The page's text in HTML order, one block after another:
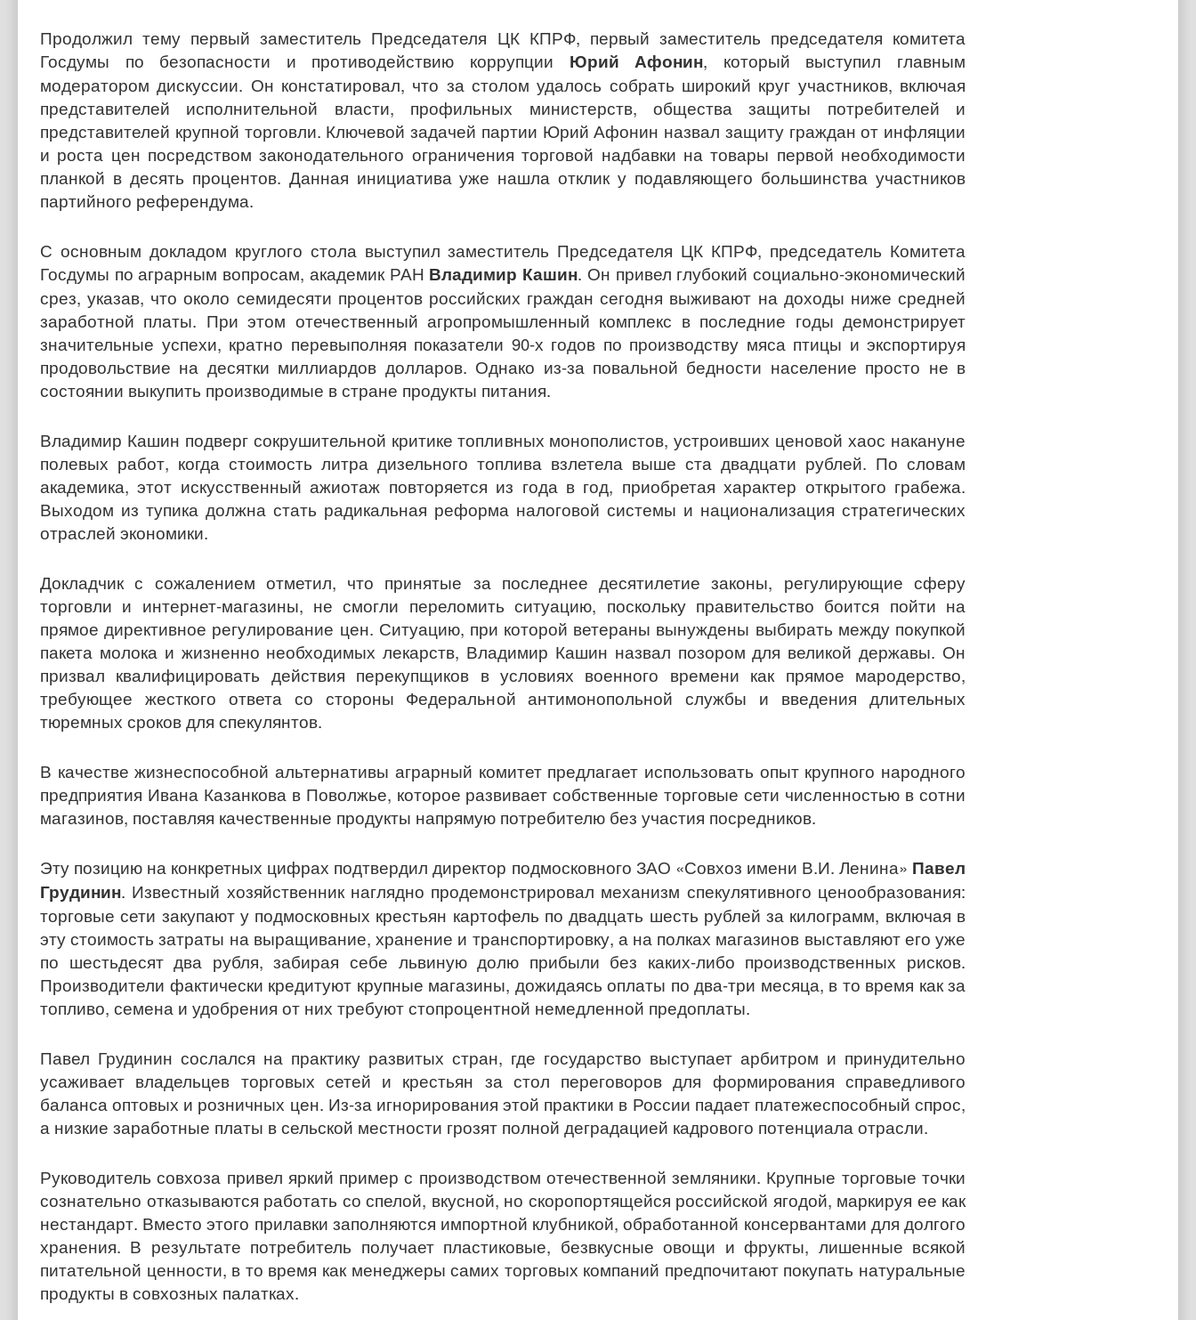
Продолжил тему первый заместитель Председателя ЦК КПРФ, первый заместитель председателя комитета
Госдумы по безопасности и противодействию коррупции Юрий Афонин, который выступил главным
модератором дискуссии. Он констатировал, что за столом удалось собрать широкий круг участников, включая
представителей исполнительной власти, профильных министерств, общества защиты потребителей и
представителей крупной торговли. Ключевой задачей партии Юрий Афонин назвал защиту граждан от инфляции
и роста цен посредством законодательного ограничения торговой надбавки на товары первой необходимости
планкой в десять процентов. Данная инициатива уже нашла отклик у подавляющего большинства участников
партийного референдума.
С основным докладом круглого стола выступил заместитель Председателя ЦК КПРФ, председатель Комитета
Госдумы по аграрным вопросам, академик РАН Владимир Кашин. Он привел глубокий социально-экономический
срез, указав, что около семидесяти процентов российских граждан сегодня выживают на доходы ниже средней
заработной платы. При этом отечественный агропромышленный комплекс в последние годы демонстрирует
значительные успехи, кратно перевыполняя показатели 90-х годов по производству мяса птицы и экспортируя
продовольствие на десятки миллиардов долларов. Однако из-за повальной бедности население просто не в
состоянии выкупить производимые в стране продукты питания.
Владимир Кашин подверг сокрушительной критике топливных монополистов, устроивших ценовой хаос накануне
полевых работ, когда стоимость литра дизельного топлива взлетела выше ста двадцати рублей. По словам
академика, этот искусственный ажиотаж повторяется из года в год, приобретая характер открытого грабежа.
Выходом из тупика должна стать радикальная реформа налоговой системы и национализация стратегических
отраслей экономики.
Докладчик с сожалением отметил, что принятые за последнее десятилетие законы, регулирующие сферу
торговли и интернет-магазины, не смогли переломить ситуацию, поскольку правительство боится пойти на
прямое директивное регулирование цен. Ситуацию, при которой ветераны вынуждены выбирать между покупкой
пакета молока и жизненно необходимых лекарств, Владимир Кашин назвал позором для великой державы. Он
призвал квалифицировать действия перекупщиков в условиях военного времени как прямое мародерство,
требующее жесткого ответа со стороны Федеральной антимонопольной службы и введения длительных
тюремных сроков для спекулянтов.
В качестве жизнеспособной альтернативы аграрный комитет предлагает использовать опыт крупного народного
предприятия Ивана Казанкова в Поволжье, которое развивает собственные торговые сети численностью в сотни
магазинов, поставляя качественные продукты напрямую потребителю без участия посредников.
Эту позицию на конкретных цифрах подтвердил директор подмосковного ЗАО «Совхоз имени В.И. Ленина» Павел
Грудинин. Известный хозяйственник наглядно продемонстрировал механизм спекулятивного ценообразования:
торговые сети закупают у подмосковных крестьян картофель по двадцать шесть рублей за килограмм, включая в
эту стоимость затраты на выращивание, хранение и транспортировку, а на полках магазинов выставляют его уже
по шестьдесят два рубля, забирая себе львиную долю прибыли без каких-либо производственных рисков.
Производители фактически кредитуют крупные магазины, дожидаясь оплаты по два-три месяца, в то время как за
топливо, семена и удобрения от них требуют стопроцентной немедленной предоплаты.
Павел Грудинин сослался на практику развитых стран, где государство выступает арбитром и принудительно
усаживает владельцев торговых сетей и крестьян за стол переговоров для формирования справедливого
баланса оптовых и розничных цен. Из-за игнорирования этой практики в России падает платежеспособный спрос,
а низкие заработные платы в сельской местности грозят полной деградацией кадрового потенциала отрасли.
Руководитель совхоза привел яркий пример с производством отечественной земляники. Крупные торговые точки
сознательно отказываются работать со спелой, вкусной, но скоропортящейся российской ягодой, маркируя ее как
нестандарт. Вместо этого прилавки заполняются импортной клубникой, обработанной консервантами для долгого
хранения. В результате потребитель получает пластиковые, безвкусные овощи и фрукты, лишенные всякой
питательной ценности, в то время как менеджеры самих торговых компаний предпочитают покупать натуральные
продукты в совхозных палатках.